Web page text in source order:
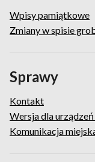
Wpisy pamiątkowe
Zmiany w spisie
Sprawy
Kontakt
Wersja dla
Komunikacja